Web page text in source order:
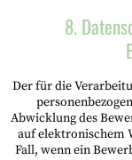
8.
Der für die
Abwicklung des
auf elektronischem
Fall, wenn ein